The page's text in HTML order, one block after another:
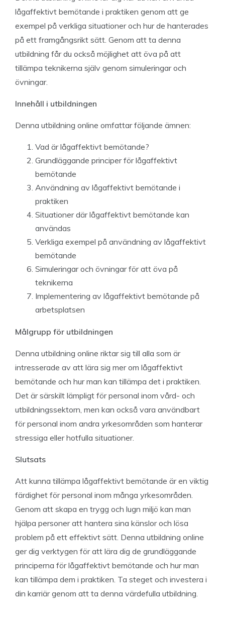
lågaffektivt bemötande i praktiken genom att ge
exempel på verkliga situationer och hur de hanterades
på ett framgångsrikt sätt. Genom att ta denna
utbildning får du också möjlighet att öva på att
tillämpa teknikerna själv genom simuleringar och
övningar.
Innehåll i utbildningen
Denna utbildning online omfattar följande ämnen:
Vad är lågaffektivt bemötande?
Grundläggande principer för lågaffektivt
bemötande
Användning av lågaffektivt bemötande i
praktiken
Situationer där lågaffektivt bemötande kan
användas
Verkliga exempel på användning av lågaffektivt
bemötande
Simuleringar och övningar för att öva på
teknikerna
Implementering av lågaffektivt bemötande på
arbetsplatsen
Målgrupp för utbildningen
Denna utbildning online riktar sig till alla som är
intresserade av att lära sig mer om lågaffektivt
bemötande och hur man kan tillämpa det i praktiken.
Det är särskilt lämpligt för personal inom vård- och
utbildningssektorn, men kan också vara användbart
för personal inom andra yrkesområden som hanterar
stressiga eller hotfulla situationer.
Slutsats
Att kunna tillämpa lågaffektivt bemötande är en viktig
färdighet för personal inom många yrkesområden.
Genom att skapa en trygg och lugn miljö kan man
hjälpa personer att hantera sina känslor och lösa
problem på ett effektivt sätt. Denna utbildning online
ger dig verktygen för att lära dig de grundläggande
principerna för lågaffektivt bemötande och hur man
kan tillämpa dem i praktiken. Ta steget och investera i
din karriär genom att ta denna värdefulla utbildning.